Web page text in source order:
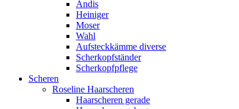
Andis
Heiniger
Moser
Wahl
Aufsteckkämme diverse
Scherkopfständer
Scherkopfpflege
Scheren
Roseline Haarscheren
Haarscheren gerade